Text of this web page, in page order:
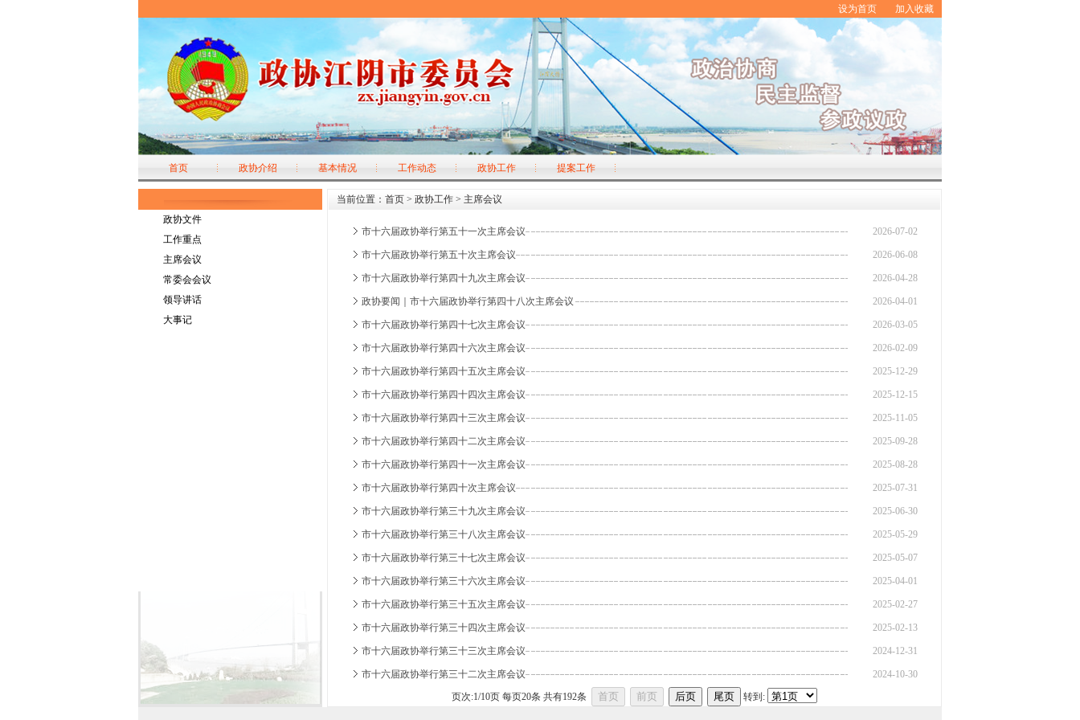
设为首页 加入收藏
首页 政协介绍 基本情况 工作动态 政协工作 提案工作
政协文件
工作重点
主席会议
常委会会议
领导讲话
大事记
当前位置： 首页 > 政协工作 > 主席会议
市十六届政协举行第五十一次主席会议 2026-07-02
市十六届政协举行第五十次主席会议 2026-06-08
市十六届政协举行第四十九次主席会议 2026-04-28
政协要闻｜市十六届政协举行第四十八次主席会议 2026-04-01
市十六届政协举行第四十七次主席会议 2026-03-05
市十六届政协举行第四十六次主席会议 2026-02-09
市十六届政协举行第四十五次主席会议 2025-12-29
市十六届政协举行第四十四次主席会议 2025-12-15
市十六届政协举行第四十三次主席会议 2025-11-05
市十六届政协举行第四十二次主席会议 2025-09-28
市十六届政协举行第四十一次主席会议 2025-08-28
市十六届政协举行第四十次主席会议 2025-07-31
市十六届政协举行第三十九次主席会议 2025-06-30
市十六届政协举行第三十八次主席会议 2025-05-29
市十六届政协举行第三十七次主席会议 2025-05-07
市十六届政协举行第三十六次主席会议 2025-04-01
市十六届政协举行第三十五次主席会议 2025-02-27
市十六届政协举行第三十四次主席会议 2025-02-13
市十六届政协举行第三十三次主席会议 2024-12-31
市十六届政协举行第三十二次主席会议
2024-10-30
页次:1/10页 每页20条 共有192条 转到: